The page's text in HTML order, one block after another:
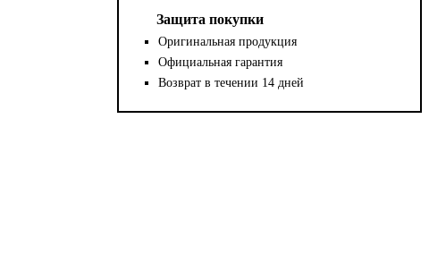
Защита покупки
Оригинальная продукция
Официальная гарантия
Возврат в течении 14 дней